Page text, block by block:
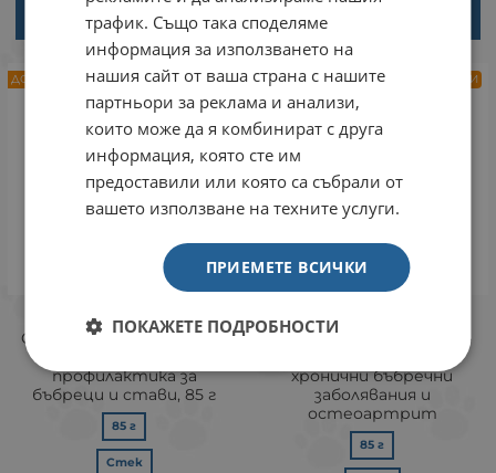
ВАРИАНТИ
Virbac VETERINARY HPM
Cat KJ1 Early Kidney Care -
профилактика за
бъбреци и стави, 85 г
85 г
Стек
ДОСТАВКА ОТ 1 ДО 3 РАБОТНИ ДНИ
Virbac VETERINARY HPM
Diet Cat Kidney Support -
хронични бъбречни
заболявания и
остеоартрит
85 г
ДОСТАВКА ОТ 1 ДО 3 РАБОТНИ ДНИ
трафик. Също така споделяме
информация за използването на
нашия сайт от ваша страна с нашите
партньори за реклама и анализи,
които може да я комбинират с друга
информация, която сте им
предоставили или която са събрали от
вашето използване на техните услуги.
ПРИЕМЕТЕ ВСИЧКИ
ПОКАЖЕТЕ ПОДРОБНОСТИ